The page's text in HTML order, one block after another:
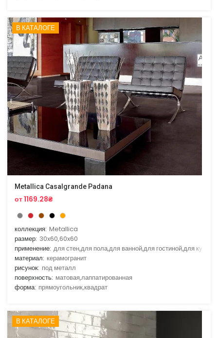
В КАТАЛОГЕ
Metallica Casalgrande Padana
от 1169.28₴
коллекция: Metallica
размер: 30x60,60x60
применение: для стен,для пола,для ванной,для гостиной,для кухни
материал: керамогранит
рисунок: под металл
поверхность: матовая,лаппатированная
форма: прямоугольник,квадрат
В КАТАЛОГЕ